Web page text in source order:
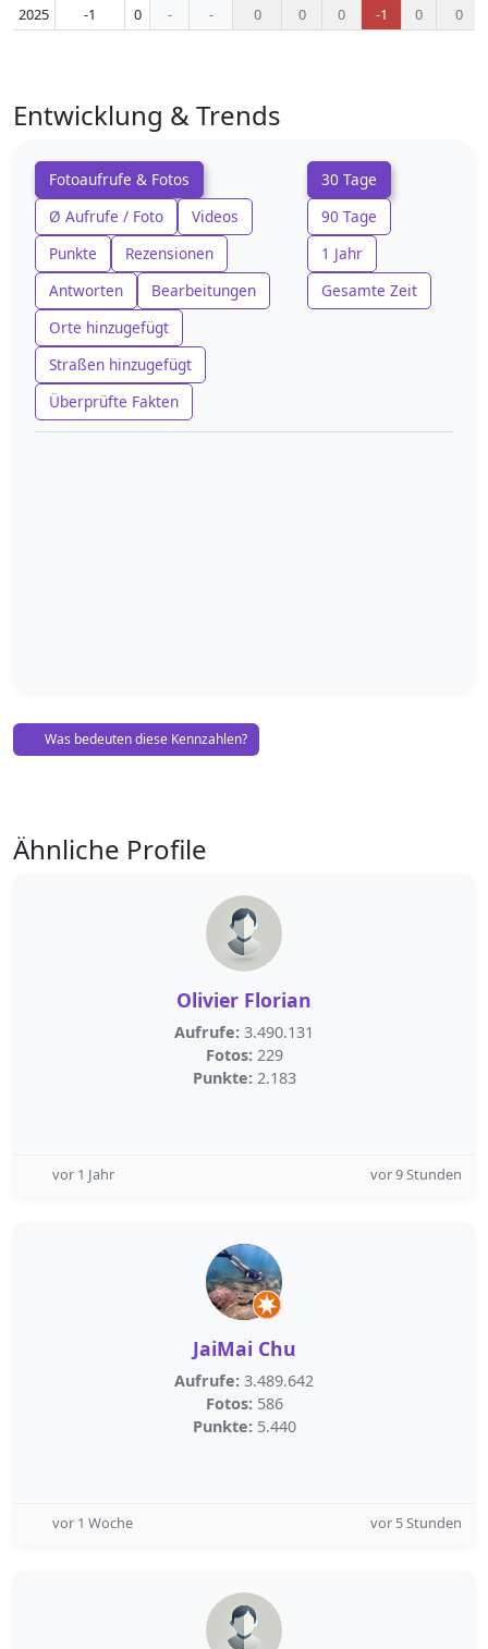
2025 -1 0 - - 0 0 0 -1 0 0
Entwicklung & Trends
Fotoaufrufe & Fotos
Ø Aufrufe / Foto
Videos
Punkte
Rezensionen
Antworten
Bearbeitungen
Orte hinzugefügt
Straßen hinzugefügt
Überprüfte Fakten
30 Tage
90 Tage
1 Jahr
Gesamte Zeit
Was bedeuten diese Kennzahlen?
Ähnliche Profile
Olivier Florian
Aufrufe: 3.490.131
Fotos: 229
Punkte: 2.183
vor 1 Jahr vor 9 Stunden
JaiMai Chu
Aufrufe: 3.489.642
Fotos: 586
Punkte: 5.440
vor 1 Woche vor 5 Stunden